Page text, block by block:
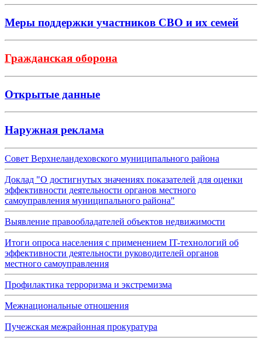
Меры поддержки участников СВО и их семей
Гражданская оборона
Открытые данные
Наружная реклама
Совет Верхнеландеховского муниципального района
Доклад "О достигнутых значениях показателей для оценки
эффективности деятельности органов местного
самоуправления муниципального района"
Выявление правообладателей объектов недвижимости
Итоги опроса населения с применением IT-технологий об
эффективности деятельности руководителей органов
местного самоуправления
Профилактика терроризма и экстремизма
Межнациональные отношения
Пучежская межрайонная прокуратура